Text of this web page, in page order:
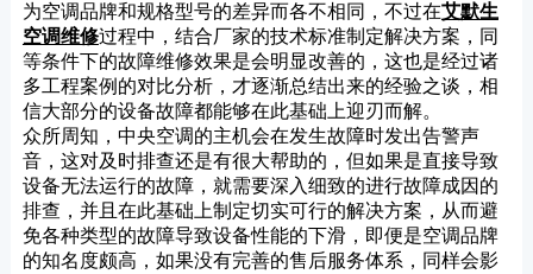
为空调品牌和规格型号的差异而各不相同，不过在艾默生
空调维修过程中，结合厂家的技术标准制定解决方案，同
等条件下的故障维修效果是会明显改善的，这也是经过诸
多工程案例的对比分析，才逐渐总结出来的经验之谈，相
信大部分的设备故障都能够在此基础上迎刃而解。
众所周知，中央空调的主机会在发生故障时发出告警声
音，这对及时排查还是有很大帮助的，但如果是直接导致
设备无法运行的故障，就需要深入细致的进行故障成因的
排查，并且在此基础上制定切实可行的解决方案，从而避
免各种类型的故障导致设备性能的下滑，即便是空调品牌
的知名度颇高，如果没有完善的售后服务体系，同样会影